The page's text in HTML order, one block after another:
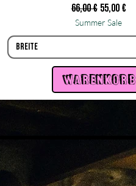
Standardpreis
66,00 € Sale-Preis
55,00 €
Summer Sale
Breite
warenkorb